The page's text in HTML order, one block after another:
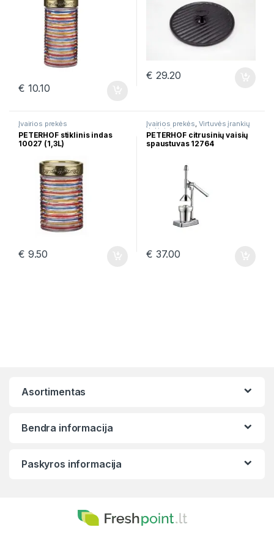
€ 10.10
€ 29.20
Įvairios prekės
PETERHOF stiklinis indas
10027 (1,3L)
€ 9.50
Įvairios prekės, Virtuvės įrankių
rinkiniai
PETERHOF citrusinių vaisių
spaustuvas 12764
€ 37.00
Asortimentas
Bendra informacija
Paskyros informacija